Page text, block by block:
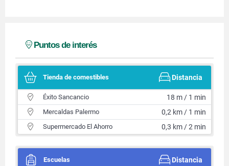
Puntos de interés
Tienda de comestibles Distancia
Éxito Sancancio 18 m / 1 min
Mercaldas Palermo 0,2 km / 1 min
Supermercado El Ahorro 0,3 km / 2 min
Escuelas Distancia